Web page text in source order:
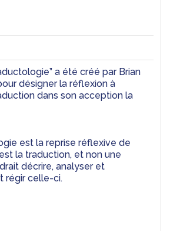
a été créé par Brian
désigner la réflexion à
dans son acception la
est la reprise réflexive de
la traduction, et non une
décrire, analyser et
régir celle-ci.